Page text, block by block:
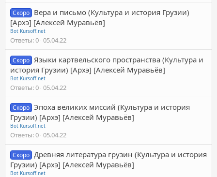
Скоро Вера и письмо (Культура и история Грузии)
[Архэ] [Алексей Муравьёв]
Bot Kursoff.net
Ответы 0 05.04.22
Скоро Языки картвельского пространства (Культура и
история Грузии) [Архэ] [Алексей Муравьёв]
Bot Kursoff.net
Ответы 0 05.04.22
Скоро Эпоха великих миссий (Культура и история
Грузии) [Архэ] [Алексей Муравьёв]
Bot Kursoff.net
Ответы 0 05.04.22
Скоро Древняя литература грузин (Культура и история
Грузии) [Архэ] [Алексей Муравьёв]
Bot Kursoff.net